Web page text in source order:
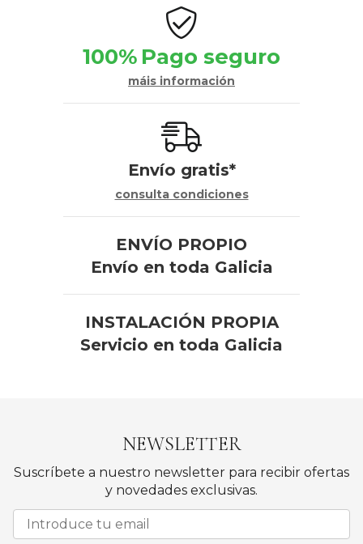
100% Pago seguro
máis información
Envío gratis*
consulta condiciones
ENVÍO PROPIO
Envío en toda Galicia
INSTALACIÓN PROPIA
Servicio en toda Galicia
NEWSLETTER
Suscríbete a nuestro newsletter para recibir ofertas
y novedades exclusivas.